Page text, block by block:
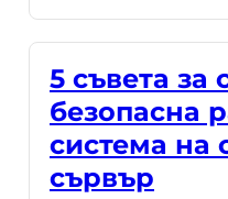
5 съвета за
безопасна
система на
сървър